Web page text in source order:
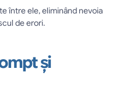
între ele, eliminând nevoia
de erori.
și